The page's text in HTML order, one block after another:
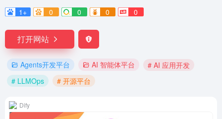
1+
0 0 0 0
打开网站
Agents开发平台 AI 智能体平台
# AI 应用开发
# LLMOps
# 开源平台
Dify